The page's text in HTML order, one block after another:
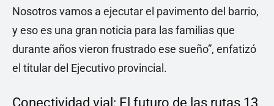
Nosotros vamos a ejecutar el pavimento del barrio,
y eso es una gran noticia para las familias que
durante años vieron frustrado ese sueño”, enfatizó
el titular del Ejecutivo provincial.
Conectividad vial: El futuro de las rutas 13